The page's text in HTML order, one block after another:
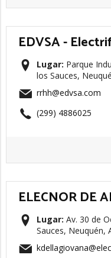
EDVSA -
Lugar: Parque
los Sauces,
rrhh@edvsa.com
(299) 4886025
ELECNOR DE
Lugar: Av. 30 de
Sauces, Neuquén,